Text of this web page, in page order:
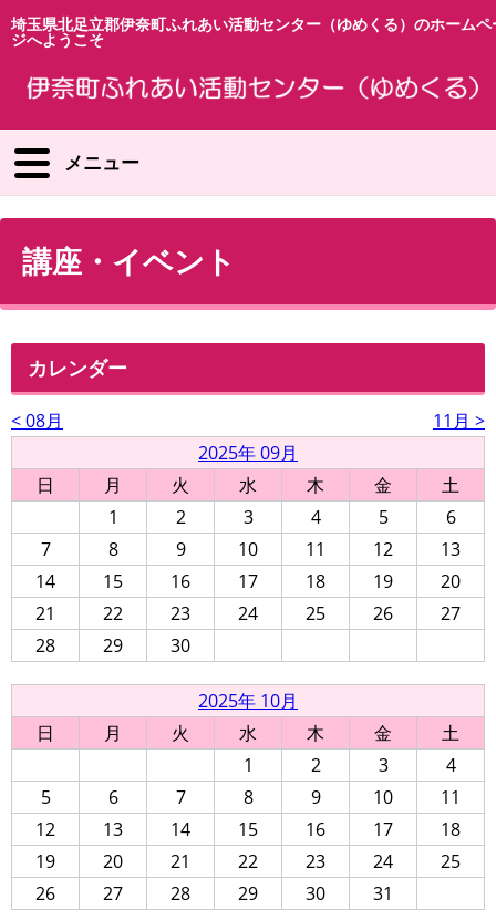
埼玉県北足立郡伊奈町ふれあい活動センター（ゆめくる）のホームペ
ジへようこそ
メニュー
講座・イベント
カレンダー
< 08月
11月 >
2025年 09月
日
月 火 水 木 金
土
1
2 3 4 5
6
7
8 9 10 11 12
13
14
15 16 17 18 19
20
21
22 23 24 25 26
27
28
29 30
2025年 10月
日
月 火 水 木 金
土
1
2 3
4
5
6 7 8 9 10
11
12
13 14 15 16 17
18
19
20 21 22 23 24
25
26
27 28 29 30
31